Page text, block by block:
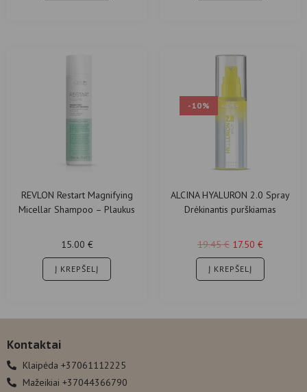
REVLON Restart Magnifying
Micellar Shampoo – Plaukus
15.00 €
Į KREPŠELĮ
-10%
ALCINA HYALURON 2.0 Spray
Drėkinantis purškiamas
19.45€ 17.50 €
Į KREPŠELĮ
Kontaktai
Klaipėda +37061112225
Mažeikiai +37044366790